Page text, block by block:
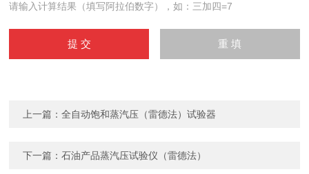
请输入计算结果（填写阿拉伯数字），如：三加四=7
上一篇：全自动饱和蒸汽压（雷德法）试验器
下一篇：石油产品蒸汽压试验仪（雷德法）